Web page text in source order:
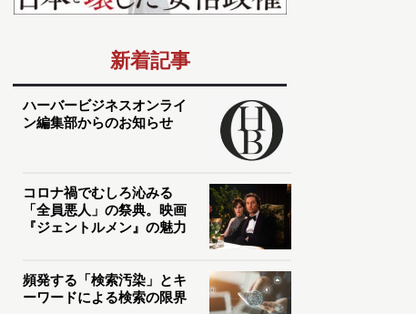
新着記事
ハーバービジネスオンライ
ン編集部からのお知らせ
コロナ禍でむしろ沁みる
「全員悪人」の祭典。映画
『ジェントルメン』の魅力
頻発する「検索汚染」とキ
ーワードによる検索の限界